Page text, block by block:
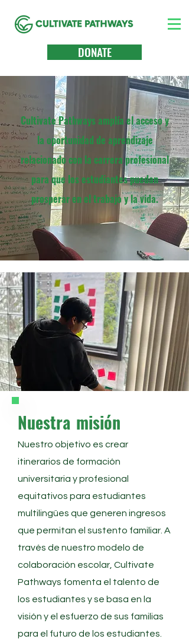
DONATE
Cultivate Pathways amplía el acceso y
la oportunidad de aprendizaje
relacionado con la carrera profesional
para que los estudiantes puedan
prosperar en el trabajo y la vida.
Nuestra misión
Nuestro objetivo es crear
itinerarios de formación
universitaria y profesional
equitativos para estudiantes
multilingües que generen ingresos
que permitan el sustento familiar. A
través de nuestro modelo de
colaboración escolar, Cultivate
Pathways fomenta el talento de
los estudiantes y se basa en la
visión y el esfuerzo de sus familias
para el futuro de los estudiantes.